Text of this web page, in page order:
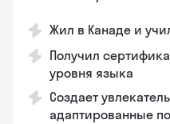
Жил в Канаде и
Получил
уровня языка
Создает
адаптированные